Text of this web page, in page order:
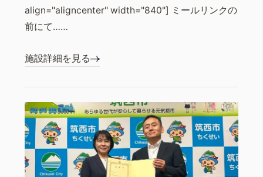
align="aligncenter" width="840"] ミールリンクの
前にて……
施設詳細を見る